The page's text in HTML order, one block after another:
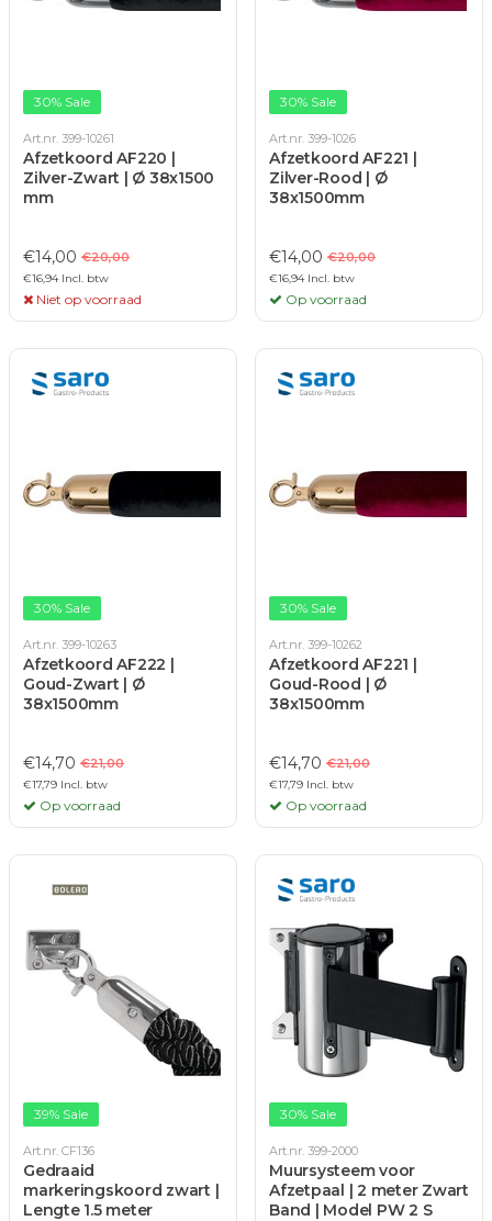
30% Sale
Art.nr. 399-10261
Afzetkoord AF220 |
Zilver-Zwart | Ø 38x1500
mm
€14,00 €20,00
€16,94 Incl. btw
Niet op voorraad
30% Sale
Art.nr. 399-1026
Afzetkoord AF221 |
Zilver-Rood | Ø
38x1500mm
€14,00 €20,00
€16,94 Incl. btw
Op voorraad
30% Sale
Art.nr. 399-10263
Afzetkoord AF222 |
Goud-Zwart | Ø
38x1500mm
€14,70 €21,00
€17,79 Incl. btw
Op voorraad
30% Sale
Art.nr. 399-10262
Afzetkoord AF221 |
Goud-Rood | Ø
38x1500mm
€14,70 €21,00
€17,79 Incl. btw
Op voorraad
39% Sale
Art.nr. CF136
Gedraaid
markeringskoord zwart |
Lengte 1.5 meter
30% Sale
Art.nr. 399-2000
Muursysteem voor
Afzetpaal | 2 meter Zwart
Band | Model PW 2 S